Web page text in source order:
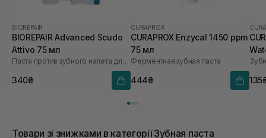
BIOREPAIR
BIOREPAIR Advanced Scudo
Attivo 75 мл
Паста против зубного налета для здоровых десен
340₴
CURAPROX
CURAPROX Enzycal 1450 ppm
75 мл
Ферментная зубная паста
444₴
Товари зі знижками в категорії Зубная паста